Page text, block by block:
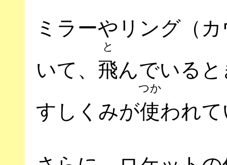
ミラーやリング（
いて、 飛
と
んでいる
すしくみが使
つか
われ